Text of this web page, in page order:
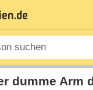
dumme Arm